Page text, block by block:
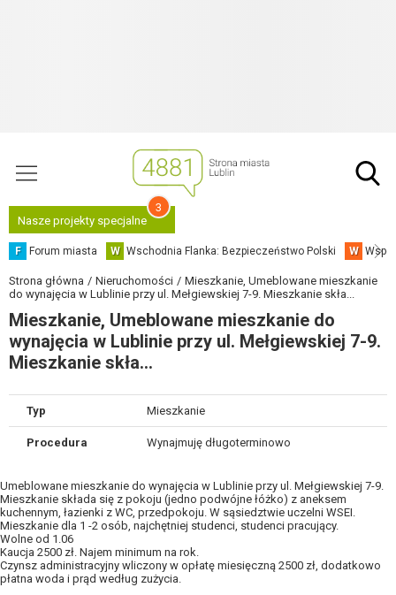
Nasze projekty specjalne
3
F Forum miasta W Wschodnia Flanka: Bezpieczeństwo Polski W
Strona główna Nieruchomości
Mieszkanie, Umeblowane mieszkanie
do wynajęcia w Lublinie przy ul. Mełgiewskiej 7-9. Mieszkanie skła...
Mieszkanie, Umeblowane mieszkanie do
wynajęcia w Lublinie przy ul. Mełgiewskiej 7-9.
Mieszkanie skła...
Typ Mieszkanie
Procedura Wynajmuję długoterminowo
Umeblowane mieszkanie do wynajęcia w Lublinie przy ul. Mełgiewskiej 7-9.
Mieszkanie składa się z pokoju (jedno podwójne łóżko) z aneksem
kuchennym, łazienki z WC, przedpokoju. W sąsiedztwie uczelni WSEI.
Mieszkanie dla 1 -2 osób, najchętniej studenci, studenci pracujący.
Wolne od 1.06
Kaucja 2500 zł. Najem minimum na rok.
Czynsz administracyjny wliczony w opłatę miesięczną 2500 zł, dodatkowo
płatna woda i prąd według zużycia.